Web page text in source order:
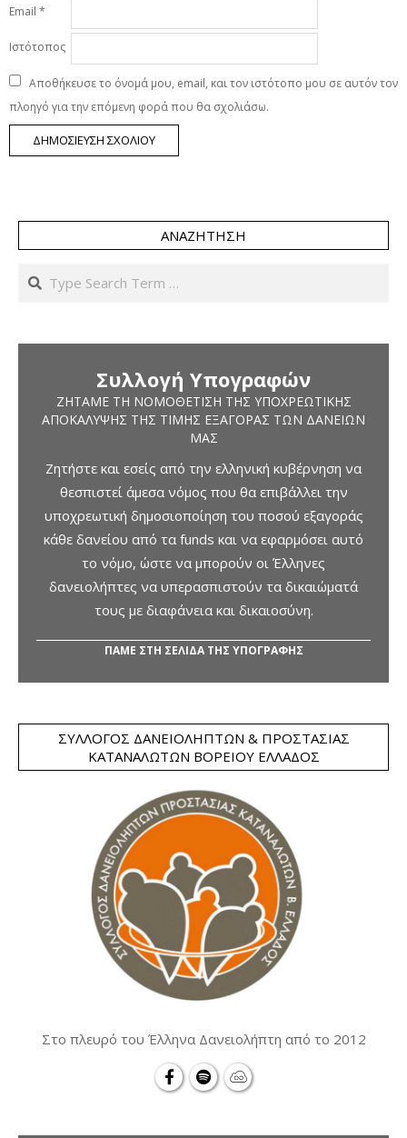
Email *
Ιστότοπος
Αποθήκευσε το όνομά μου, email, και τον ιστότοπο μου σε αυτόν τον
πλοηγό για την επόμενη φορά που θα σχολιάσω.
ΑΝΑΖΉΤΗΣΗ
Search
Συλλογή Υπογραφών
ΖΗΤΆΜΕ ΤΗ ΝΟΜΟΘΈΤΙΣΗ ΤΗΣ ΥΠΟΧΡΕΩΤΙΚΉΣ
ΑΠΟΚΆΛΥΨΗΣ ΤΗΣ ΤΙΜΉΣ ΕΞΑΓΟΡΆΣ ΤΩΝ ΔΑΝΕΊΩΝ
ΜΑΣ
Ζητήστε και εσείς από την ελληνική κυβέρνηση να
θεσπιστεί άμεσα νόμος που θα επιβάλλει την
υποχρεωτική δημοσιοποίηση του ποσού εξαγοράς
κάθε δανείου από τα funds και να εφαρμόσει αυτό
το νόμο, ώστε να μπορούν οι Έλληνες
δανειολήπτες να υπερασπιστούν τα δικαιώματά
τους με διαφάνεια και δικαιοσύνη.
ΠΑΜΕ ΣΤΗ ΣΕΛΙΔΑ ΤΗΣ ΥΠΟΓΡΑΦΗΣ
ΣΎΛΛΟΓΟΣ ΔΑΝΕΙΟΛΗΠΤΏΝ & ΠΡΟΣΤΑΣΊΑΣ
ΚΑΤΑΝΑΛΩΤΏΝ ΒΟΡΕΊΟΥ ΕΛΛΆΔΟΣ
Στο πλευρό του Έλληνα Δανειολήπτη από το 2012